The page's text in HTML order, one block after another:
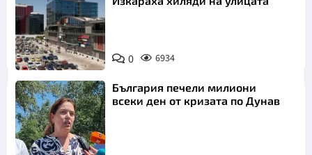
0 6934
България печели милиони
всеки ден от кризата по Дунав